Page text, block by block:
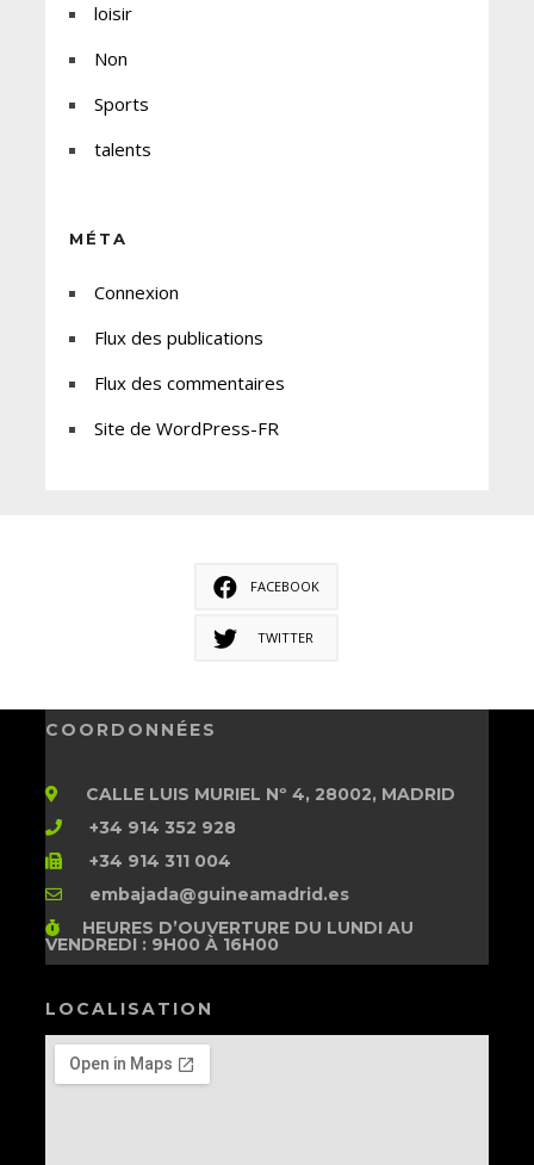
loisir
Non
Sports
talents
MÉTA
Connexion
Flux des publications
Flux des commentaires
Site de WordPress-FR
FACEBOOK
TWITTER
COORDONNÉES
CALLE LUIS MURIEL Nº 4, 28002, MADRID
+34 914 352 928
+34 914 311 004
embajada@guineamadrid.es
HEURES D’OUVERTUREDU LUNDI AU
VENDREDI : 9H00 À 16H00
LOCALISATION